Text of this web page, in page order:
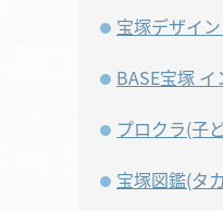
宝塚デザイ
BASE宝塚
プロクラ(子
宝塚図鑑(タ